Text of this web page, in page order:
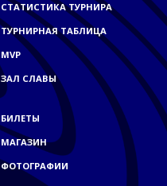
СТАТИСТИКА ТУРНИРА
ТУРНИРНАЯ ТАБЛИЦА
MVP
ЗАЛ СЛАВЫ
БИЛЕТЫ
МАГАЗИН
ФОТОГРАФИИ